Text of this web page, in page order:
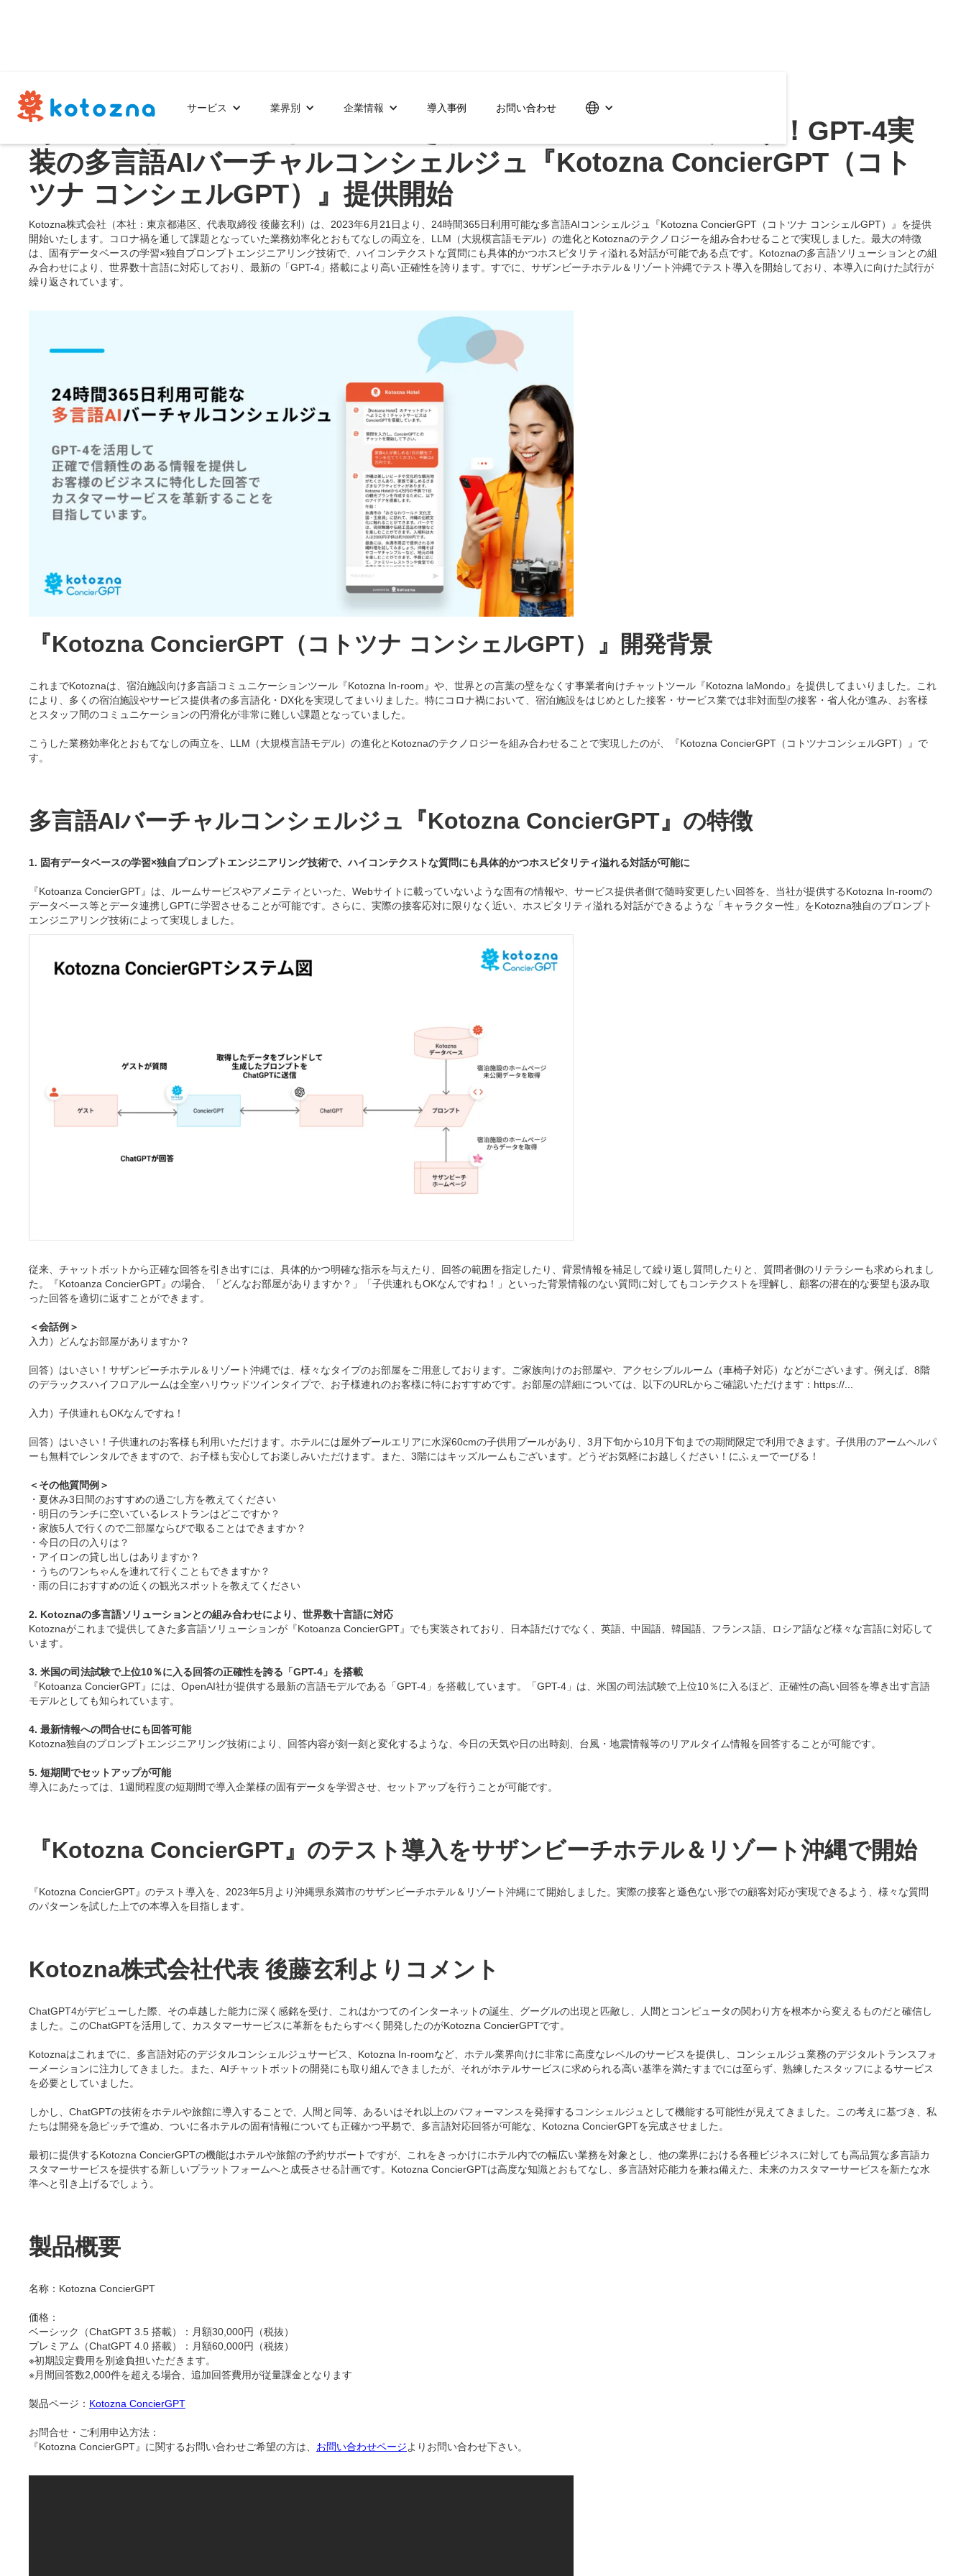
サービス 業界別 企業情報 導入事例 お問い合わせ
2023.06.21
あらゆるお客様の「ちょっと聞きたい」にとことん寄り添う！GPT-4実
装の多言語AIバーチャルコンシェルジュ『Kotozna ConcierGPT（コト
ツナ コンシェルGPT）』提供開始
Kotozna株式会社（本社：東京都港区、代表取締役 後藤玄利）は、2023年6月21日より、24時間365日利用可能な多言語AIコンシェルジュ『Kotozna ConcierGPT（コトツナ コンシェルGPT）』を提供
開始いたします。コロナ禍を通して課題となっていた業務効率化とおもてなしの両立を、LLM（大規模言語モデル）の進化とKotoznaのテクノロジーを組み合わせることで実現しました。最大の特徴
は、固有データベースの学習×独自プロンプトエンジニアリング技術で、ハイコンテクストな質問にも具体的かつホスピタリティ溢れる対話が可能である点です。Kotoznaの多言語ソリューションとの組
み合わせにより、世界数十言語に対応しており、最新の「GPT-4」搭載により高い正確性を誇ります。すでに、サザンビーチホテル＆リゾート沖縄でテスト導入を開始しており、本導入に向けた試行が
繰り返されています。
『Kotozna ConcierGPT（コトツナ コンシェルGPT）』開発背景
これまでKotoznaは、宿泊施設向け多言語コミュニケーションツール『Kotozna In-room』や、世界との言葉の壁をなくす事業者向けチャットツール『Kotozna laMondo』を提供してまいりました。これ
により、多くの宿泊施設やサービス提供者の多言語化・DX化を実現してまいりました。特にコロナ禍において、宿泊施設をはじめとした接客・サービス業では非対面型の接客・省人化が進み、お客様
とスタッフ間のコミュニケーションの円滑化が非常に難しい課題となっていました。
こうした業務効率化とおもてなしの両立を、LLM（大規模言語モデル）の進化とKotoznaのテクノロジーを組み合わせることで実現したのが、『Kotozna ConcierGPT（コトツナコンシェルGPT）』で
す。
多言語AIバーチャルコンシェルジュ『Kotozna ConcierGPT』の特徴
1. 固有データベースの学習×独自プロンプトエンジニアリング技術で、ハイコンテクストな質問にも具体的かつホスピタリティ溢れる対話が可能に
『Kotoanza ConcierGPT』は、ルームサービスやアメニティといった、Webサイトに載っていないような固有の情報や、サービス提供者側で随時変更したい回答を、当社が提供するKotozna In-roomの
データベース等とデータ連携しGPTに学習させることが可能です。さらに、実際の接客応対に限りなく近い、ホスピタリティ溢れる対話ができるような「キャラクター性」をKotozna独自のプロンプト
エンジニアリング技術によって実現しました。
従来、チャットボットから正確な回答を引き出すには、具体的かつ明確な指示を与えたり、回答の範囲を指定したり、背景情報を補足して繰り返し質問したりと、質問者側のリテラシーも求められまし
た。『Kotoanza ConcierGPT』の場合、「どんなお部屋がありますか？」「子供連れもOKなんですね！」といった背景情報のない質問に対してもコンテクストを理解し、顧客の潜在的な要望も汲み取
った回答を適切に返すことができます。
＜会話例＞
入力）どんなお部屋がありますか？
回答）はいさい！サザンビーチホテル＆リゾート沖縄では、様々なタイプのお部屋をご用意しております。ご家族向けのお部屋や、アクセシブルルーム（車椅子対応）などがございます。例えば、8階
のデラックスハイフロアルームは全室ハリウッドツインタイプで、お子様連れのお客様に特におすすめです。お部屋の詳細については、以下のURLからご確認いただけます：https://...
入力）子供連れもOKなんですね！
回答）はいさい！子供連れのお客様も利用いただけます。ホテルには屋外プールエリアに水深60cmの子供用プールがあり、3月下旬から10月下旬までの期間限定で利用できます。子供用のアームヘルパ
ーも無料でレンタルできますので、お子様も安心してお楽しみいただけます。また、3階にはキッズルームもございます。どうぞお気軽にお越しください！にふぇーでーびる！
＜その他質問例＞
・夏休み3日間のおすすめの過ごし方を教えてください
・明日のランチに空いているレストランはどこですか？
・家族5人で行くので二部屋ならびで取ることはできますか？
・今日の日の入りは？
・アイロンの貸し出しはありますか？
・うちのワンちゃんを連れて行くこともできますか？
・雨の日におすすめの近くの観光スポットを教えてください
2. Kotoznaの多言語ソリューションとの組み合わせにより、世界数十言語に対応
Kotoznaがこれまで提供してきた多言語ソリューションが『Kotoanza ConcierGPT』でも実装されており、日本語だけでなく、英語、中国語、韓国語、フランス語、ロシア語など様々な言語に対応して
います。
3. 米国の司法試験で上位10％に入る回答の正確性を誇る「GPT-4」を搭載
『Kotoanza ConcierGPT』には、OpenAI社が提供する最新の言語モデルである「GPT-4」を搭載しています。「GPT-4」は、米国の司法試験で上位10％に入るほど、正確性の高い回答を導き出す言語
モデルとしても知られています。
4. 最新情報への問合せにも回答可能
Kotozna独自のプロンプトエンジニアリング技術により、回答内容が刻一刻と変化するような、今日の天気や日の出時刻、台風・地震情報等のリアルタイム情報を回答することが可能です。
5. 短期間でセットアップが可能
導入にあたっては、1週間程度の短期間で導入企業様の固有データを学習させ、セットアップを行うことが可能です。
『Kotozna ConcierGPT』のテスト導入をサザンビーチホテル＆リゾート沖縄で開始
『Kotozna ConcierGPT』のテスト導入を、2023年5月より沖縄県糸満市のサザンビーチホテル＆リゾート沖縄にて開始しました。実際の接客と遜色ない形での顧客対応が実現できるよう、様々な質問
のパターンを試した上での本導入を目指します。
Kotozna株式会社代表 後藤玄利よりコメント
ChatGPT4がデビューした際、その卓越した能力に深く感銘を受け、これはかつてのインターネットの誕生、グーグルの出現と匹敵し、人間とコンピュータの関わり方を根本から変えるものだと確信し
ました。このChatGPTを活用して、カスタマーサービスに革新をもたらすべく開発したのがKotozna ConcierGPTです。
Kotoznaはこれまでに、多言語対応のデジタルコンシェルジュサービス、Kotozna In-roomなど、ホテル業界向けに非常に高度なレベルのサービスを提供し、コンシェルジュ業務のデジタルトランスフォ
ーメーションに注力してきました。また、AIチャットボットの開発にも取り組んできましたが、それがホテルサービスに求められる高い基準を満たすまでには至らず、熟練したスタッフによるサービス
を必要としていました。
しかし、ChatGPTの技術をホテルや旅館に導入することで、人間と同等、あるいはそれ以上のパフォーマンスを発揮するコンシェルジュとして機能する可能性が見えてきました。この考えに基づき、私
たちは開発を急ピッチで進め、ついに各ホテルの固有情報についても正確かつ平易で、多言語対応回答が可能な、Kotozna ConcierGPTを完成させました。
最初に提供するKotozna ConcierGPTの機能はホテルや旅館の予約サポートですが、これをきっかけにホテル内での幅広い業務を対象とし、他の業界における各種ビジネスに対しても高品質な多言語カ
スタマーサービスを提供する新しいプラットフォームへと成長させる計画です。Kotozna ConcierGPTは高度な知識とおもてなし、多言語対応能力を兼ね備えた、未来のカスタマーサービスを新たな水
準へと引き上げるでしょう。
製品概要
名称：Kotozna ConcierGPT
価格：
ベーシック（ChatGPT 3.5 搭載）：月額30,000円（税抜）
プレミアム（ChatGPT 4.0 搭載）：月額60,000円（税抜）
※初期設定費用を別途負担いただきます。
※月間回答数2,000件を超える場合、追加回答費用が従量課金となります
製品ページ： Kotozna ConcierGPT
お問合せ・ご利用申込方法：
『Kotozna ConcierGPT』に関するお問い合わせご希望の方は、 お問い合わせページよりお問い合わせ下さい。